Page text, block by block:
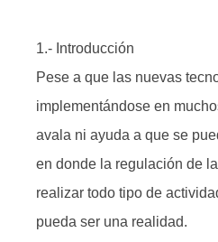
1.- Introducción
Pese a que las nuevas
implementándose en
avala ni ayuda a que se
en donde la regulación de
realizar todo tipo de
pueda ser una realidad.